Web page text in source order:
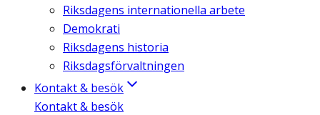
Riksdagens internationella arbete
Demokrati
Riksdagens historia
Riksdagsförvaltningen
Kontakt & besök
Kontakt & besök